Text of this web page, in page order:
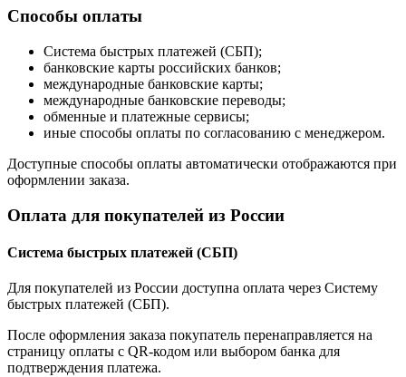
Способы оплаты
Система быстрых платежей (СБП);
банковские карты российских банков;
международные банковские карты;
международные банковские переводы;
обменные и платежные сервисы;
иные способы оплаты по согласованию с менеджером.
Доступные способы оплаты автоматически отображаются при
оформлении заказа.
Оплата для покупателей из России
Система быстрых платежей (СБП)
Для покупателей из России доступна оплата через Систему
быстрых платежей (СБП).
После оформления заказа покупатель перенаправляется на
страницу оплаты с QR-кодом или выбором банка для
подтверждения платежа.